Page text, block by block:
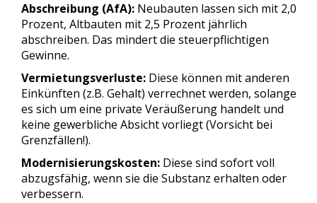
Abschreibung (AfA): Neubauten lassen sich mit 2,0
Prozent, Altbauten mit 2,5 Prozent jährlich
abschreiben. Das mindert die steuerpflichtigen
Gewinne.
Vermietungsverluste: Diese können mit anderen
Einkünften (z.B. Gehalt) verrechnet werden, solange
es sich um eine private Veräußerung handelt und
keine gewerbliche Absicht vorliegt (Vorsicht bei
Grenzfällen!).
Modernisierungskosten: Diese sind sofort voll
abzugsfähig, wenn sie die Substanz erhalten oder
verbessern.